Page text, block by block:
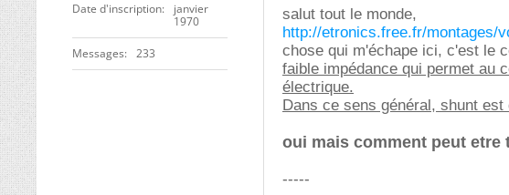
Date d'inscription
janvier
1970
Messages 233
salut tout le monde,
http://etronics.free.fr/montages/
chose qui m'échape ici, c'est le
faible impédance qui permet au
électrique.
Dans ce sens général, shunt
oui mais comment peut
-----